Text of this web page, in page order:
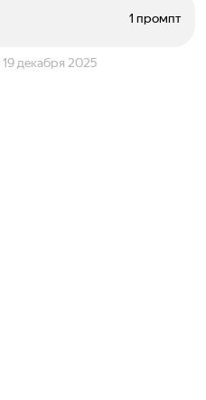
1 промпт
19 декабря 2025